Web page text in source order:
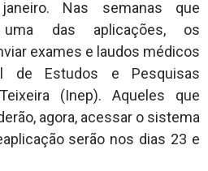
Nas semanas que
uma das aplicações, os
exames e laudos médicos
de Estudos e Pesquisas
(Inep). Aqueles que
agora, acessar o sistema
serão nos dias 23 e